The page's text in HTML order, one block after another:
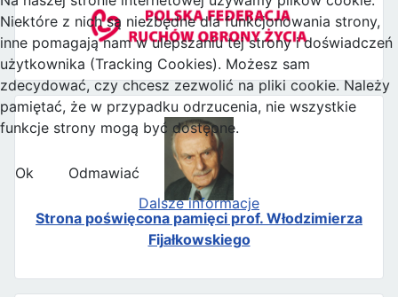
Strona poświęcona pamięci prof. Włodzimierza
Fijałkowskiego
Niektóre z nich są niezbędne dla funkcjonowania strony,
inne pomagają nam w ulepszaniu tej strony i doświadczeń
użytkownika (Tracking Cookies). Możesz sam
zdecydować, czy chcesz zezwolić na pliki cookie. Należy
pamiętać, że w przypadku odrzucenia, nie wszystkie
funkcje strony mogą być dostępne.
Ok
Odmawiać
Dalsze informacje